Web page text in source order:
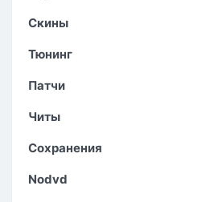
Скины
Тюнинг
Патчи
Читы
Сохранения
Nodvd